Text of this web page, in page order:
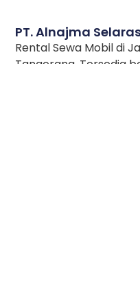
PT. Alnajma
Rental Sewa Mobil di
Tangerang. Tersedia